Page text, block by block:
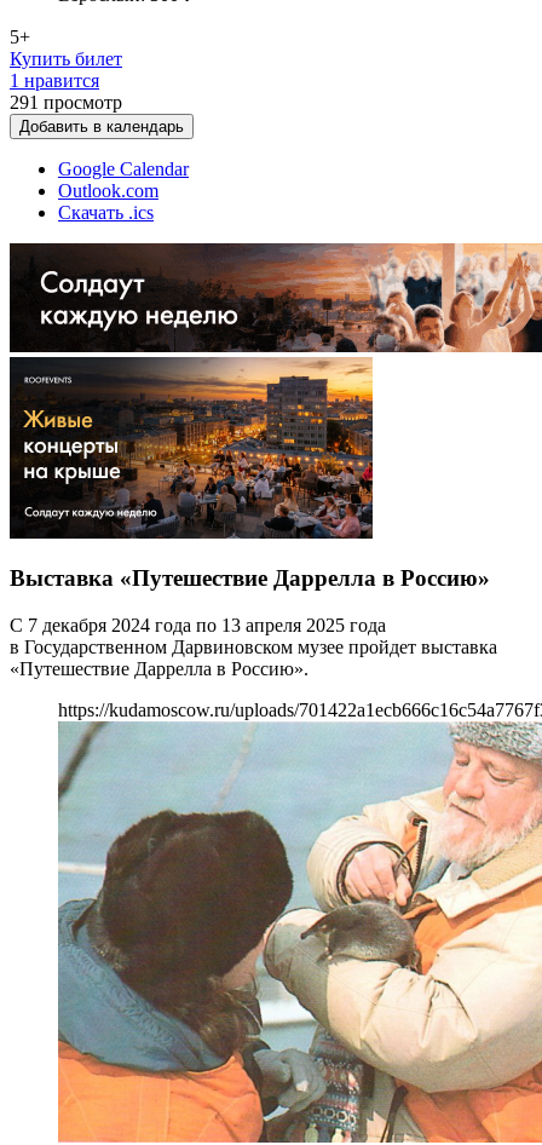
5+
Купить билет
1 нравится
291 просмотр
Добавить в календарь
Google Calendar
Outlook.com
Скачать .ics
Выставка «Путешествие Даррелла в Россию»
С 7 декабря 2024 года по 13 апреля 2025 года
в Государственном Дарвиновском музее пройдет выставка
«Путешествие Даррелла в Россию».
https://kudamoscow.ru/uploads/